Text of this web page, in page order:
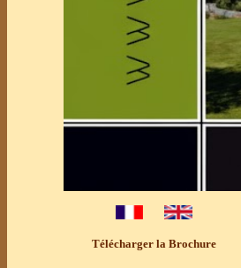
Télécharger la Brochure